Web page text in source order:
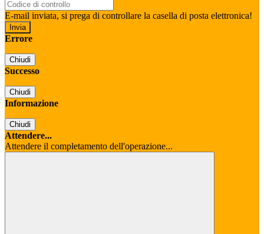
E-mail inviata, si prega di controllare la casella di posta elettronica!
Errore
Chiudi
Successo
Chiudi
Informazione
Chiudi
Attendere...
Attendere il completamento dell'operazione...